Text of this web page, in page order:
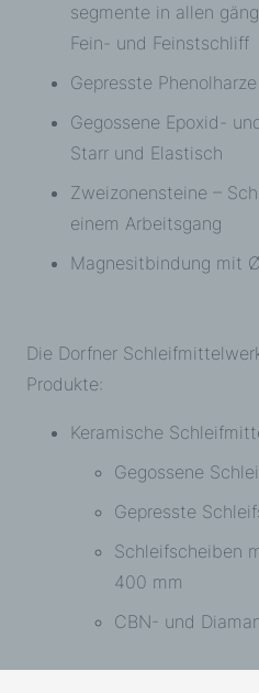
segmente in allen
Fein- und Feinstschliff
Gepresste Phenolharze
Gegossene Epoxid-
Starr und Elastisch
Zweizonensteine –
einem Arbeitsgang
Magnesitbindung mit
Die Dorfner
Produkte:
Keramische
Gegossene
Gepresste
Schleifscheiben
400 mm
CBN- und